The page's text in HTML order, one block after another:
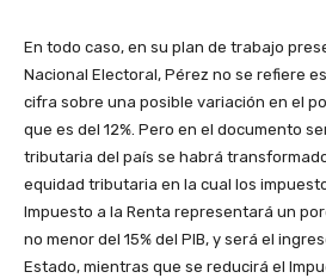
En todo caso, en su plan de trabajo
Nacional Electoral, Pérez no se refiere
cifra sobre una posible variación en el
que es del 12%. Pero en el documento
tributaria del país se habrá
equidad tributaria en la cual los
Impuesto a la Renta representará un
no menor del 15% del PIB, y será el
Estado, mientras que se reducirá el